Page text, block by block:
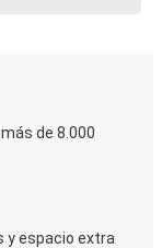
de 8.000
y espacio extra